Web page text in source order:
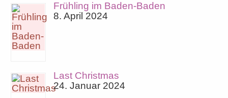
Frühling im Baden-Baden
8. April 2024
Last Christmas
24. Januar 2024